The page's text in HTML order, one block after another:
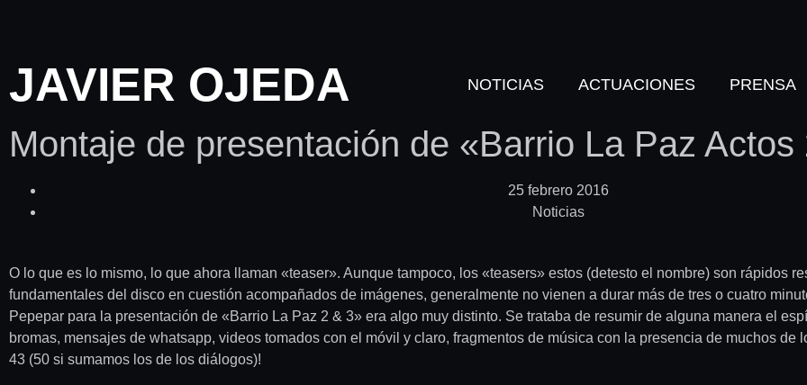
JAVIER OJEDA NOTICIAS ACTUACIONES PRENSA
Montaje de presentación de «Barrio La Paz Actos
25 febrero 2016
Noticias
O lo que es lo mismo, lo que ahora llaman «teaser». Aunque tampoco, los «teasers» estos (detesto el nombre) son rápidos
fundamentales del disco en cuestión acompañados de imágenes, generalmente no vienen a durar más de tres o cuatro
Pepepar para la presentación de «Barrio La Paz 2 & 3» era algo muy distinto. Se trataba de resumir de alguna manera el
bromas, mensajes de whatsapp, videos tomados con el móvil y claro, fragmentos de música con la presencia de muchos de
43 (50 si sumamos los de los diálogos)!